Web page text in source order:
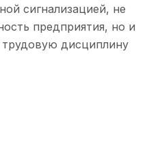
сигнализацией, не
предприятия, но и
трудовую дисциплину